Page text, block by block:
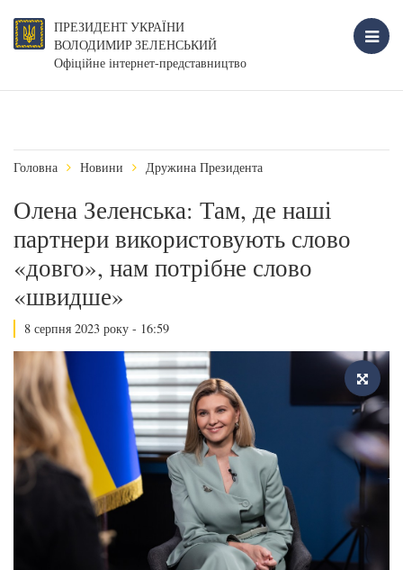
ПРЕЗИДЕНТ УКРАЇНИ
ВОЛОДИМИР ЗЕЛЕНСЬКИЙ
Офіційне інтернет-представництво
Головна Новини Дружина Президента
Олена Зеленська: Там, де наші
партнери використовують слово
«довго», нам потрібне слово
«швидше»
8 серпня 2023 року - 16:59